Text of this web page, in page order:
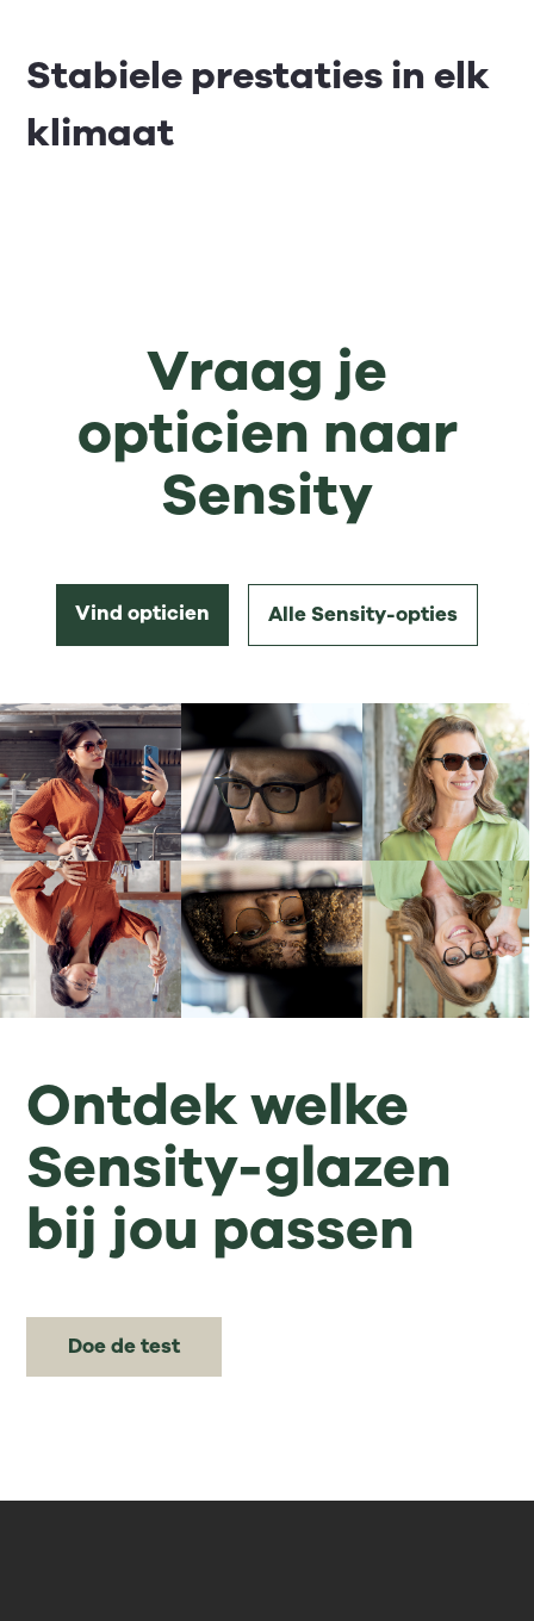
Stabiele prestaties in elk
klimaat
Vraag je
opticien naar
Sensity
Vind opticien Alle Sensity-opties
Ontdek welke
Sensity-glazen
bij jou passen
Doe de test